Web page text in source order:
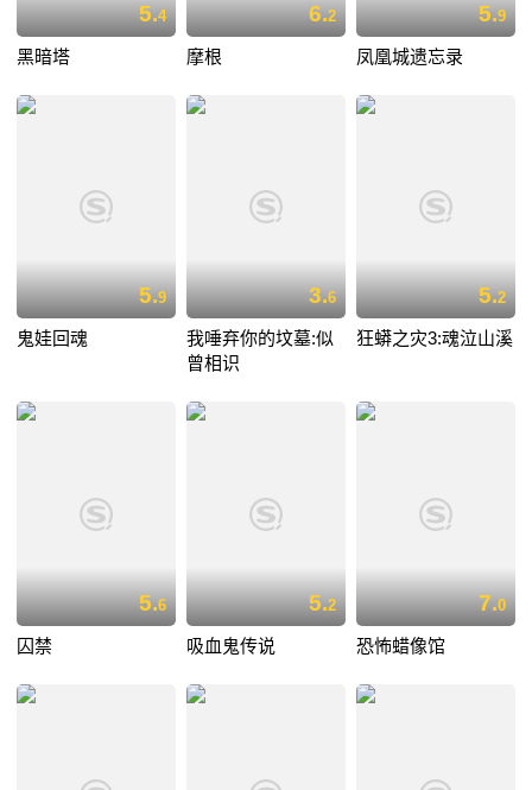
5.4
黑暗塔
6.2
摩根
5.9
凤凰城遗忘录
5.9
鬼娃回魂
3.6
我唾弃你的坟墓:似
曾相识
5.2
狂蟒之灾3:魂泣山溪
5.6
囚禁
5.2
吸血鬼传说
7.0
恐怖蜡像馆